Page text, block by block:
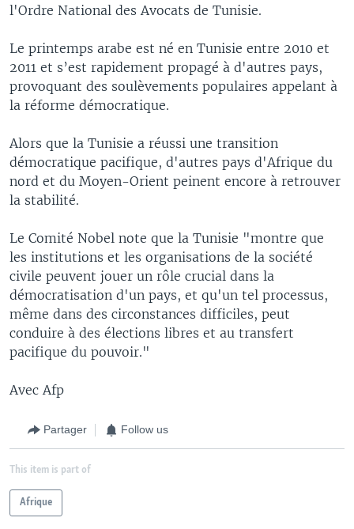
l'Ordre National des Avocats de Tunisie.
Le printemps arabe est né en Tunisie entre 2010 et
2011 et s’est rapidement propagé à d'autres pays,
provoquant des soulèvements populaires appelant à
la réforme démocratique.
Alors que la Tunisie a réussi une transition
démocratique pacifique, d'autres pays d'Afrique du
nord et du Moyen-Orient peinent encore à retrouver
la stabilité.
Le Comité Nobel note que la Tunisie "montre que
les institutions et les organisations de la société
civile peuvent jouer un rôle crucial dans la
démocratisation d'un pays, et qu'un tel processus,
même dans des circonstances difficiles, peut
conduire à des élections libres et au transfert
pacifique du pouvoir."
Avec Afp
Partager Follow us
This item is part of
Afrique